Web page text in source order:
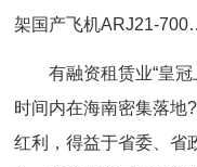
架国产飞机ARJ21-
有融资租赁业“皇
时间内在海南密集落地
红利，得益于省委、省